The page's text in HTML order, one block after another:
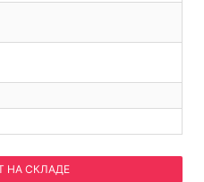
НА СКЛАДЕ